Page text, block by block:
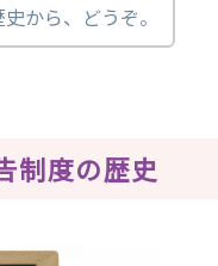
から、どうぞ。
制度の歴史